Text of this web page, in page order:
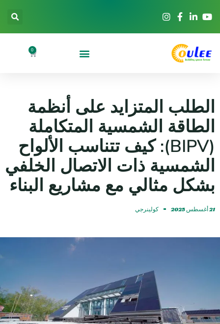
0
الطلب المتزايد على أنظمة
الطاقة الشمسية المتكاملة
(BIPV): كيف تتناسب الألواح
الشمسية ذات الاتصال الخلفي
بشكل مثالي مع مشاريع البناء
21 أغسطس 2025 كولينرجي